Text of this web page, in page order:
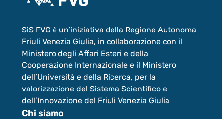
SiS FVG è un’iniziativa della Regione Autonoma
Friuli Venezia Giulia, in collaborazione con il
Ministero degli Affari Esteri e della
Cooperazione Internazionale e il Ministero
dell’Università e della Ricerca, per la
valorizzazione del Sistema Scientifico e
dell’Innovazione del Friuli Venezia Giulia
Chi siamo